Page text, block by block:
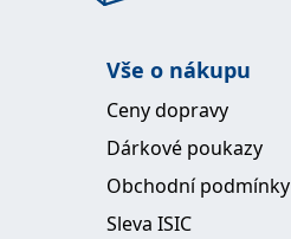
Vše o nákupu
Ceny dopravy
Dárkové poukazy
Obchodní podmínky
Sleva ISIC